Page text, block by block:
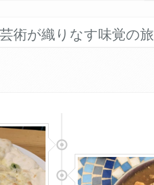
術が織りなす味覚の旅